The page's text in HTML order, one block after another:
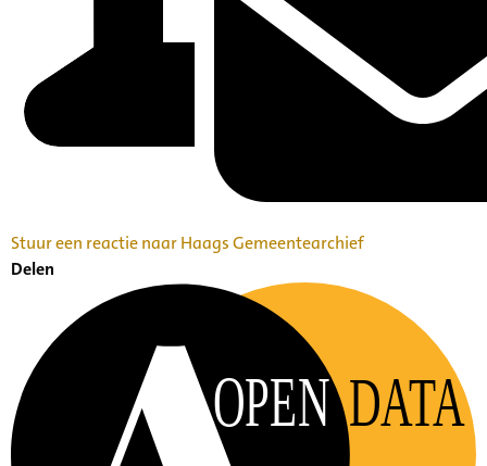
Stuur een reactie naar Haags Gemeentearchief
Delen
OPEN DATA